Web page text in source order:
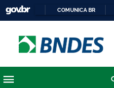
COMUNICA BR